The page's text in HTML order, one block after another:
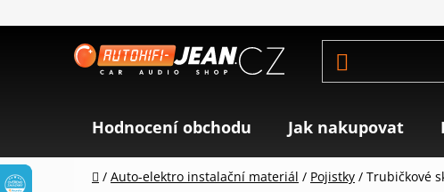
na
Hodnocení obchodu Jak nakupovat
Domů
/ Auto-elektro instalační materiál / Pojistky / Trubičkové